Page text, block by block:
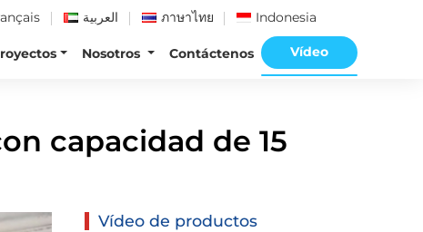
العربية ภาษาไทย Indonesia
Nosotros Contáctenos Vídeo
capacidad de 15
Vídeo de productos